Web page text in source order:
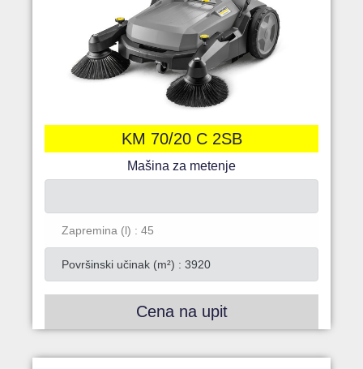
KM 70/20 C 2SB
Mašina za metenje
Zapremina (l) : 45
Površinski učinak (m²) : 3920
Cena na upit